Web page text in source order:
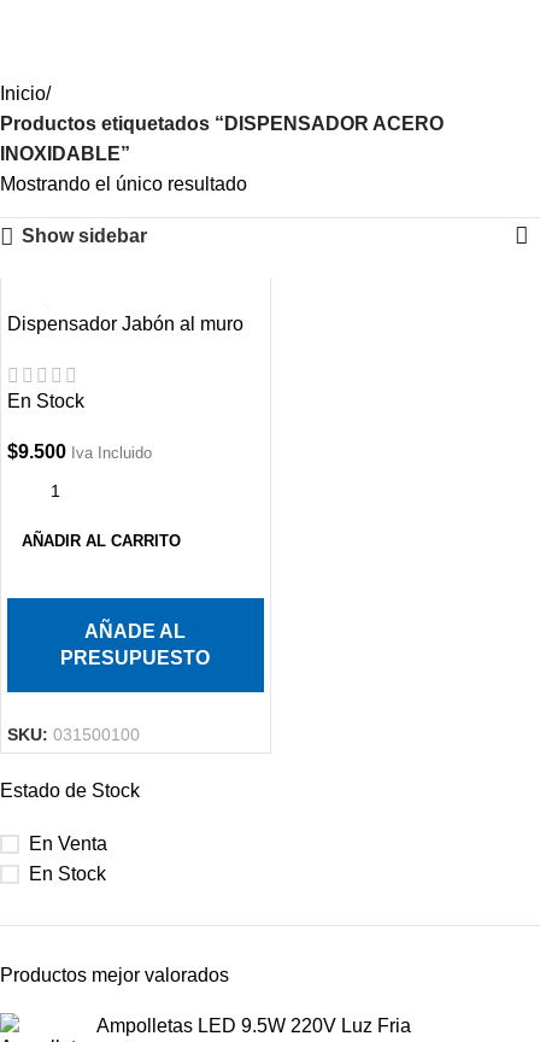
Estado de Stock
En Venta
En Stock
Productos mejor valorados
Ampolletas LED 9.5W 220V Luz Fria
Inicio
Productos etiquetados “DISPENSADOR ACERO
INOXIDABLE”
Mostrando el único resultado
Show sidebar
Dispensador Jabón al muro
En Stock
$9.500 Iva Incluido
AÑADIR AL CARRITO
AÑADE AL
PRESUPUESTO
SKU: 031500100